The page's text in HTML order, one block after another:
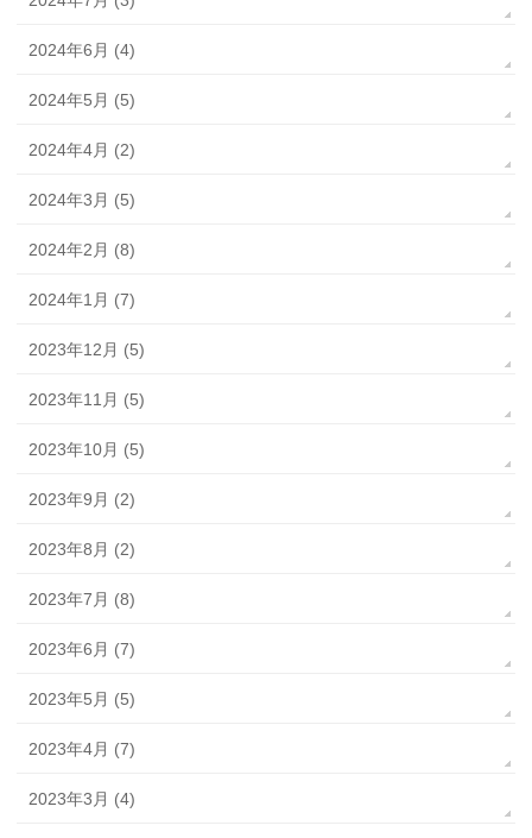
2024年6月 (4)
2024年5月 (5)
2024年4月 (2)
2024年3月 (5)
2024年2月 (8)
2024年1月 (7)
2023年12月 (5)
2023年11月 (5)
2023年10月 (5)
2023年9月 (2)
2023年8月 (2)
2023年7月 (8)
2023年6月 (7)
2023年5月 (5)
2023年4月 (7)
2023年3月 (4)